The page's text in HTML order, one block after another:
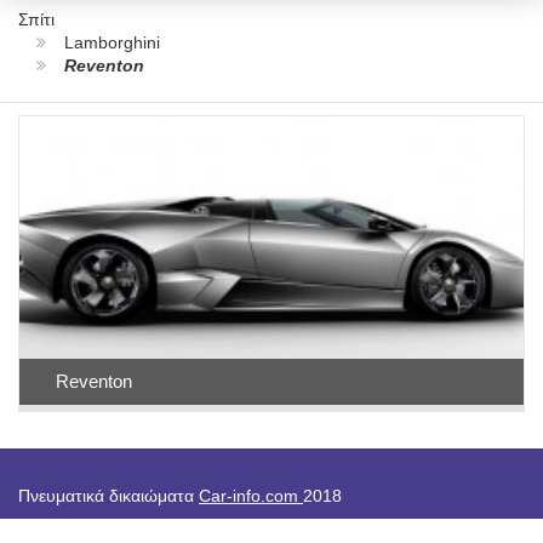
Σπίτι
Lamborghini
Reventon
Reventon
Πνευματικά δικαιώματα Car-info.com 2018